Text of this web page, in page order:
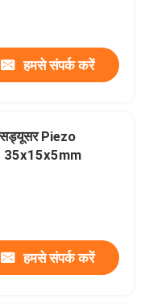
हमसे संपर्क करें
Piezo
35x15x5mm
हमसे संपर्क करें